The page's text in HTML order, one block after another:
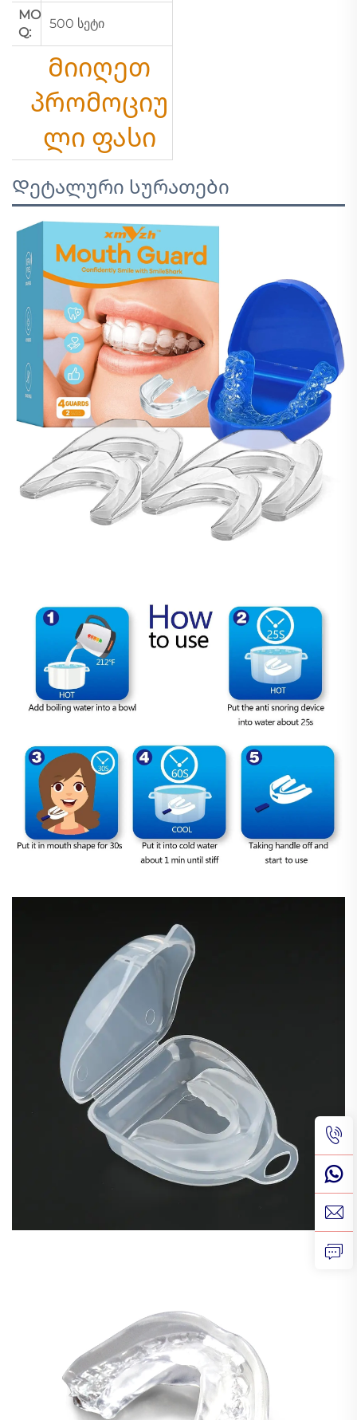
MO
Q:
500 სეტი
Მიიღეთ
პრომოციუ
ლი ფასი
Დეტალური სურათები